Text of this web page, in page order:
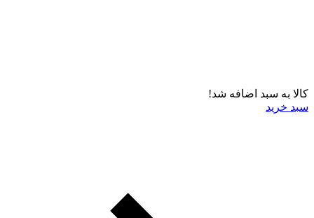
کالا به سبد اضافه شد!
سبد خرید